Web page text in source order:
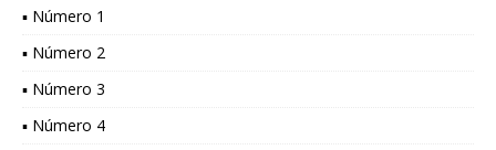
▪ Número 1
▪ Número 2
▪ Número 3
▪ Número 4